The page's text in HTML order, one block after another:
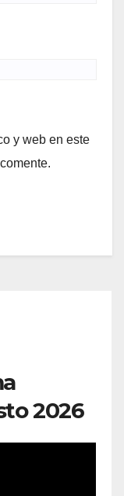
y web en este
2026